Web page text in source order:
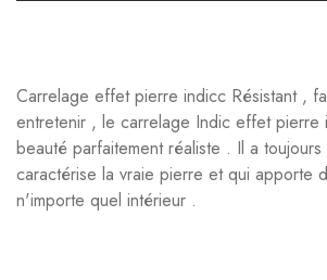
Carrelage effet pierre indicc Résistant ,
entretenir , le carrelage Indic effet pierre
beauté parfaitement réaliste . Il a
caractérise la vraie pierre et qui apporte
n'importe quel intérieur .